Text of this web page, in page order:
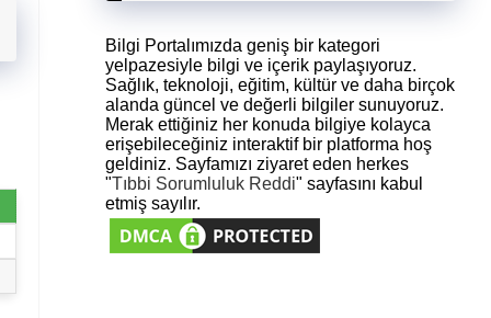
Bilgi Portalımızda geniş bir kategori
yelpazesiyle bilgi ve içerik paylaşıyoruz.
Sağlık, teknoloji, eğitim, kültür ve daha birçok
alanda güncel ve değerli bilgiler sunuyoruz.
Merak ettiğiniz her konuda bilgiye kolayca
erişebileceğiniz interaktif bir platforma hoş
geldiniz. Sayfamızı ziyaret eden herkes
"Tıbbi Sorumluluk Reddi" sayfasını kabul
etmiş sayılır.